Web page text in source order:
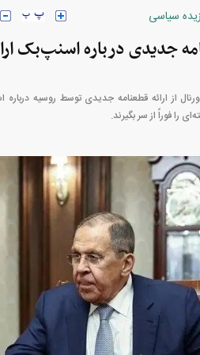
سیاسی
جدیدی درباره اسنپ‌بک
از ارائه قطعنامه جدیدی توسط روسیه
را فوراً از سر بگیرند.
ارز‌ها + جدول قیمت خودرو‌های ایران
مسکن؛ فنر
کارنامه مردود محسن پاک‌
درآمد ارزی تا بازی با